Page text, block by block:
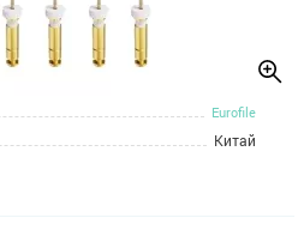
Eurofile
Китай